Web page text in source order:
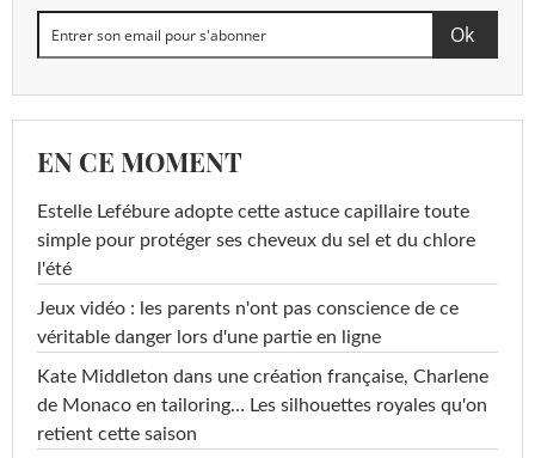
EN CE MOMENT
Estelle Lefébure adopte cette astuce capillaire toute
simple pour protéger ses cheveux du sel et du chlore
l'été
Jeux vidéo : les parents n'ont pas conscience de ce
véritable danger lors d'une partie en ligne
Kate Middleton dans une création française, Charlene
de Monaco en tailoring… Les silhouettes royales qu'on
retient cette saison